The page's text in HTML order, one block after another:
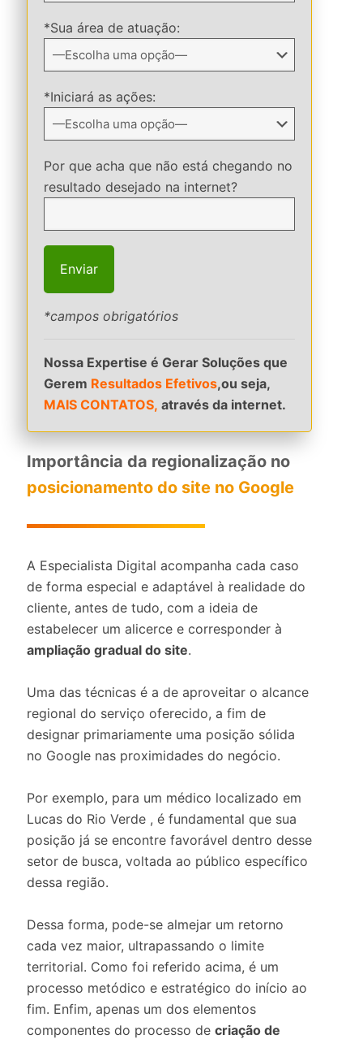
*Sua área de atuação:
*Iniciará as ações:
Por que acha que não está chegando no
resultado desejado na internet?
*campos obrigatórios
Nossa Expertise é Gerar Soluções que
Gerem Resultados Efetivos,ou seja,
MAIS CONTATOS, através da internet.
Importância da regionalização no
posicionamento do site no Google
A Especialista Digital acompanha cada caso
de forma especial e adaptável à realidade do
cliente, antes de tudo, com a ideia de
estabelecer um alicerce e corresponder à
ampliação gradual do site.
Uma das técnicas é a de aproveitar o alcance
regional do serviço oferecido, a fim de
designar primariamente uma posição sólida
no Google nas proximidades do negócio.
Por exemplo, para um médico localizado em
Lucas do Rio Verde , é fundamental que sua
posição já se encontre favorável dentro desse
setor de busca, voltada ao público específico
dessa região.
Dessa forma, pode-se almejar um retorno
cada vez maior, ultrapassando o limite
territorial. Como foi referido acima, é um
processo metódico e estratégico do início ao
fim. Enfim, apenas um dos elementos
componentes do processo de criação de